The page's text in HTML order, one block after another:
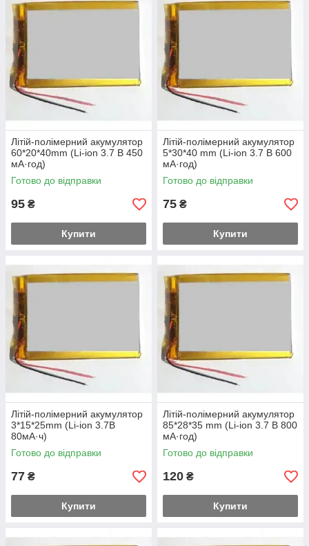
Літій-полімерний акумулятор
60*20*40mm (Li-ion 3.7 В 450
мА·год)
Готово до відправки
95 ₴
Купити
Літій-полімерний акумулятор
5*30*40 mm (Li-ion 3.7 В 600
мА·год)
Готово до відправки
75 ₴
Купити
Літій-полімерний акумулятор
3*15*25mm (Li-ion 3.7В
80мА·ч)
Готово до відправки
77 ₴
Купити
Літій-полімерний акумулятор
85*28*35 mm (Li-ion 3.7 В 800
мА·год)
Готово до відправки
120 ₴
Купити